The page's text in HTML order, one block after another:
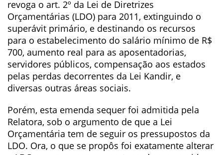
revoga o art. 2º da Lei de Diretrizes
Orçamentárias (LDO) para 2011, extinguindo o
superávit primário, e destinando os recursos
para o estabelecimento do salário mínimo de R$
700, aumento real para as aposentadorias,
servidores públicos, compensação aos estados
pelas perdas decorrentes da Lei Kandir, e
diversas outras áreas sociais.
Porém, esta emenda sequer foi admitida pela
Relatora, sob o argumento de que a Lei
Orçamentária tem de seguir os pressupostos da
LDO. Ora, o que se propôs foi exatamente alterar